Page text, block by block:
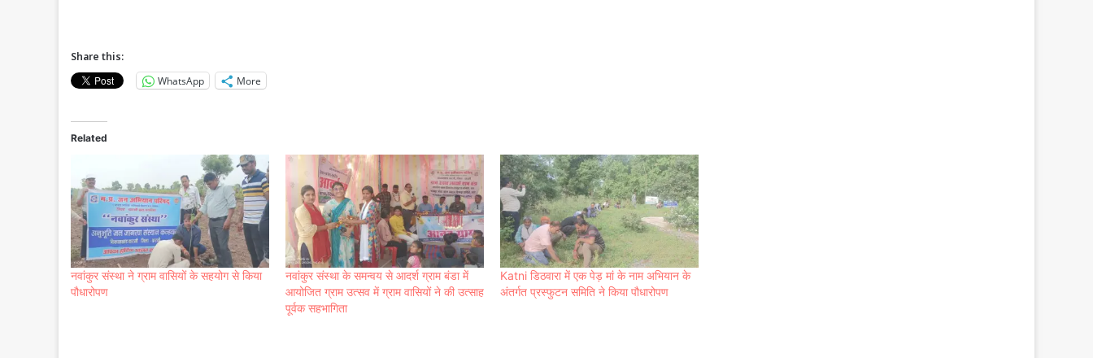
Share this:
WhatsApp
More
Related
नवांकुर संस्था ने ग्राम वासियों के सहयोग से किया
पौधारोपण
नवांकुर संस्था के समन्वय से आदर्श ग्राम बंडा में
आयोजित ग्राम उत्सव में ग्राम वासियों ने की उत्साह
पूर्वक सहभागिता
Katni डिठवारा में एक पेड़ मां के नाम अभियान के
अंतर्गत प्रस्फुटन समिति ने किया पौधारोपण